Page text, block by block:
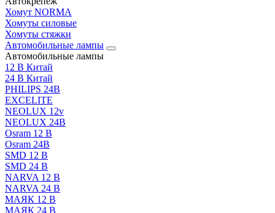
Хомут NORMA
Хомуты силовые
Хомуты стяжки
Автомобильные лампы
Автомобильные лампы
12 В Китай
24 В Китай
PHILIPS 24В
EXCELITE
NEOLUX 12v
NEOLUX 24В
Osram 12 В
Osram 24В
SMD 12 В
SMD 24 В
NARVA 12 В
NARVA 24 В
МАЯК 12 В
МАЯК 24 В